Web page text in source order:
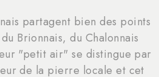
partagent bien des points
Brionnais, du Chalonnais
"petit air" se distingue par
de la pierre locale et cet